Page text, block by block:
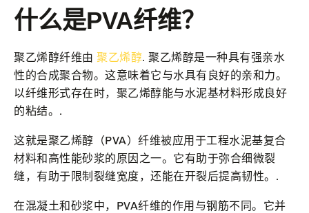
什么是PVA纤维？
聚乙烯醇纤维由 聚乙烯醇. 聚乙烯醇是一种具有强亲水
性的合成聚合物。这意味着它与水具有良好的亲和力。
以纤维形式存在时，聚乙烯醇能与水泥基材料形成良好
的粘结。.
这就是聚乙烯醇（PVA）纤维被应用于工程水泥基复合
材料和高性能砂浆的原因之一。它有助于弥合细微裂
缝，有助于限制裂缝宽度，还能在开裂后提高韧性。.
在混凝土和砂浆中，PVA纤维的作用与钢筋不同。它并